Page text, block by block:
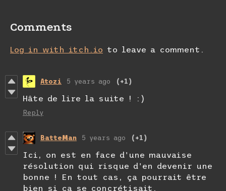
Comments
Log in with itch.io to leave a comment.
Atozi 5 years ago (+1)
Hâte de lire la suite ! :)
Reply
BatteMan 5 years ago (+1)
Ici, on est en face d'une mauvaise
résolution qui risque d'en devenir une
bonne ! En tout cas, ça pourrait être
bien si ça se concrétisait.